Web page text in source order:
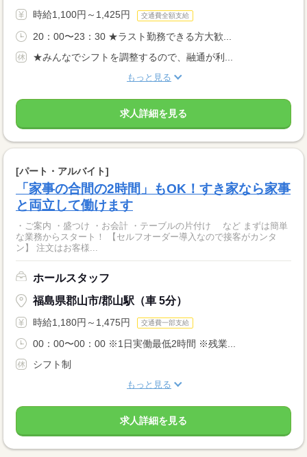
時給1,100円～1,425円 交通費全額支給
20：00〜23：30 ★ラスト勤務できる方大歓...
★みんなでシフトを調整するので、融通が利...
もっと見る
求人詳細を見る
[パート・アルバイト]
「家事の合間の2時間」もOK！すき家なら家事
と両立して働けます
・ご案内 ・盛つけ ・お会計 ・テーブルの片付け など まずは簡単
な業務からスタート！ 【セルフオーダー導入なので接客がカンタ
ン】 注文はお客様...
ホールスタッフ
福島県郡山市/郡山駅（車 5分）
時給1,180円～1,475円 交通費一部支給
00：00〜00：00 ※1日実働最低2時間 ※残業...
シフト制
もっと見る
求人詳細を見る